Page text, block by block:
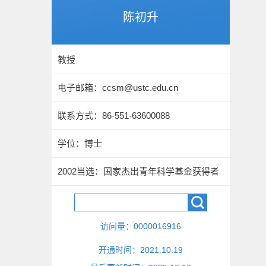
陈初升
教授
电子邮箱： ccsm@ustc.edu.cn
联系方式：86-551-63600088
学位：博士
2002当选：国家杰出青年科学基金获得者
访问量： 0000016916
开通时间： 2021 10 19